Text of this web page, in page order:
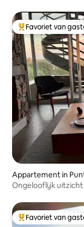
Topfavoriet van
Favoriet van
Appartement in
Ongelooflijk uitzicht
Topfavoriet van
Favoriet van